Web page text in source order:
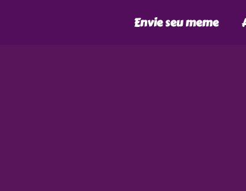
Envie seu meme